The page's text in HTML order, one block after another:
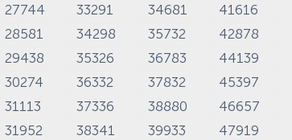
27744 33291 34681
41616
28581 34298 35732
42878
29438 35326 36783
44139
30274 36332 37832
45397
31113 37336 38880
46657
31952 38341 39933
47919